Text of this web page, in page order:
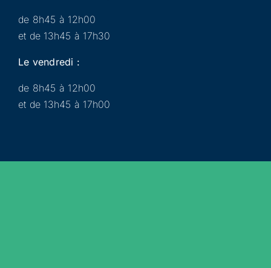
de 8h45 à 12h00
et de 13h45 à 17h30
Le vendredi :
de 8h45 à 12h00
et de 13h45 à 17h00